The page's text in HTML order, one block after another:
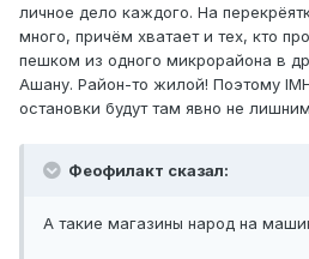
личное дело каждого. На
много, причём хватает и тех, кто
пешком из одного микрорайона в
Ашану. Район-то жилой! Поэтому
остановки будут там явно не
Феофилакт сказал:
А такие магазины народ на